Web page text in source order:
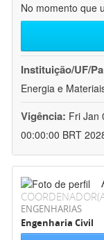
No momento que
Instituição/UF/
Energia e
Vigência: Fri Jan
00:00:00 BRT
ENGENHARIAS
Engenharia Civil